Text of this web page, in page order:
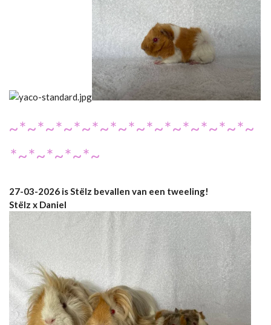
~*~*~*~*~*~*~*~*~*~*~*~*~*~
*~*~*~*~*~
27-03-2026 is Stëlz bevallen van een tweeling!
Stëlz x Daniel